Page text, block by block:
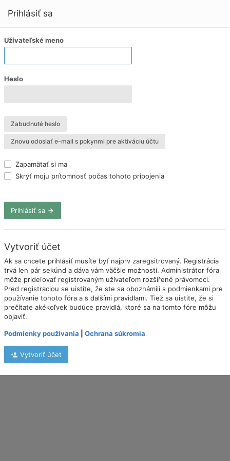
Prihlásiť sa
Užívateľské meno
Heslo
Zabudnuté heslo
Znovu odoslať e-mail s pokynmi pre aktiváciu účtu
Zapamätať si ma
Skrýť moju prítomnosť počas tohoto pripojenia
Prihlásiť sa
Vytvoriť účet
Ak sa chcete prihlásiť musíte byť najprv zaregsitrovaný. Registrácia
trvá len pár sekúnd a dáva vám väčšie možnosti. Administrátor fóra
môže prideľovať registrovaným užívateľom rozšířené právomoci.
Pred registraciou se uistite, že ste sa oboznámili s podmienkami pre
používanie tohoto fóra a s dalšími pravidlami. Tiež sa uistite, že si
prečítate akékoľvek budúce pravidlá, ktoré sa na tomto fóre môžu
objaviť.
Podmienky používania Ochrana súkromia
Vytvoriť účet